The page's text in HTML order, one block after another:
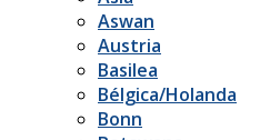
Aswan
Austria
Basilea
Bélgica/Holanda
Bonn